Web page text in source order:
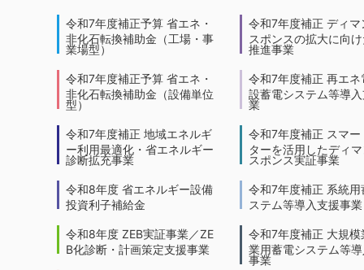
令和7年度補正予算 省エネ・
非化石転換補助金（工場・事
業場型）
令和7年度補正予算 省エネ・
非化石転換補助金（設備単位
型）
令和7年度補正 地域エネルギ
ー利用最適化・省エネルギー
診断拡充事業
令和8年度 省エネルギー設備
投資利子補給金
令和8年度 ZEB実証事業／ZE
B化診断・計画策定支援事業
令和7年度補正 ディマ
スポンスの拡大に向
推進事業
令和7年度補正 再エネ
設蓄電システム等導
業
令和7年度補正 スマー
ターを活用したディ
スポンス実証事業
令和7年度補正 系統用
ステム等導入支援事業
令和7年度補正 大規模
業用蓄電システム等
事業